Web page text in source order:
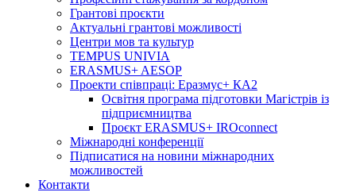
Грантові проєкти
Актуальні грантові можливості
Центри мов та культур
TEMPUS UNIVIA
ERASMUS+ AESOP
Проекти співпраці: Еразмус+ КА2
Освітня програма підготовки Магістрів із
підприємництва
Проєкт ERASMUS+ IROconnect
Міжнародні конференції
Підписатися на новини міжнародних
можливостей
Контакти